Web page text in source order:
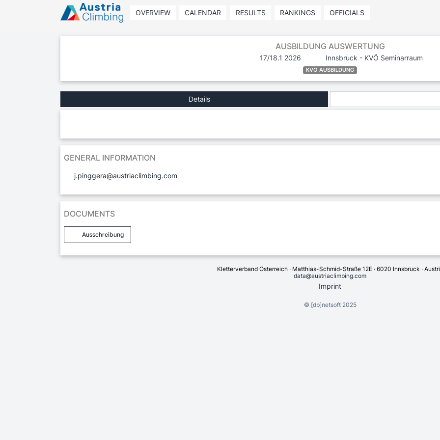
OVERVIEW CALENDAR RESULTS RANKINGS OFFICIALS
AUSBILDUNG AUSWERTUNG
17/18.1 2026 Innsbruck - KVÖ Seminarraum
KVÖ AUSBILDUNG
Details
GENERAL INFORMATION
j.pinggera@austriaclimbing.com
DOCUMENTS
Ausschreibung
Kletterverband Österreich · Matthias-Schmid-Straße 12E · 6020 Innsbruck ·
data@austriaclimbing.com
Imprint
© [db]netsoft2025